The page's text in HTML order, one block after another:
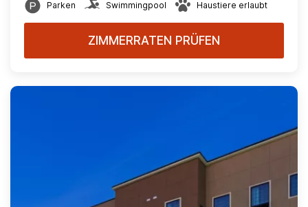
Parken Swimmingpool Haustiere erlaubt
ZIMMERRATEN PRÜFEN